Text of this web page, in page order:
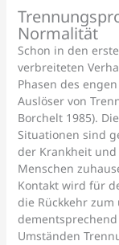
Normalität
Schon in den
verbreiteten
Phasen des
Auslöser von
Borchelt 1985).
Situationen sind
der Krankheit
Menschen
Kontakt wird für
die Rückkehr
Umständen